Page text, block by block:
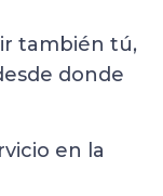
también tú,
donde
en la